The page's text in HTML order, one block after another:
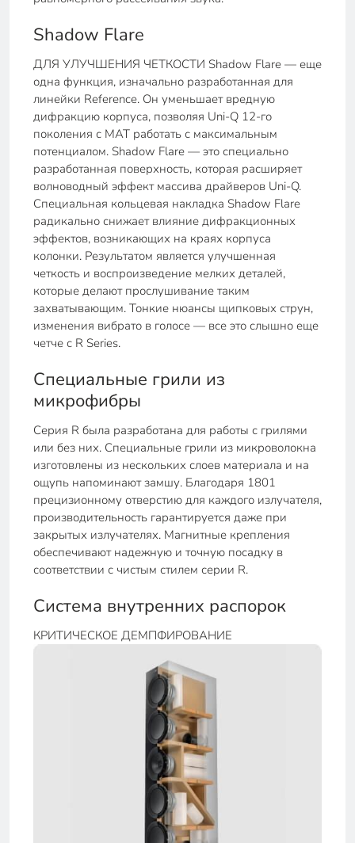
Shadow Flare
ДЛЯ УЛУЧШЕНИЯ ЧЕТКОСТИ Shadow Flare — еще
одна функция, изначально разработанная для
линейки Reference. Он уменьшает вредную
дифракцию корпуса, позволяя Uni-Q 12-го
поколения с MAT работать с максимальным
потенциалом. Shadow Flare — это специально
разработанная поверхность, которая расширяет
волноводный эффект массива драйверов Uni-Q.
Специальная кольцевая накладка Shadow Flare
радикально снижает влияние дифракционных
эффектов, возникающих на краях корпуса
колонки. Результатом является улучшенная
четкость и воспроизведение мелких деталей,
которые делают прослушивание таким
захватывающим. Тонкие нюансы щипковых струн,
изменения вибрато в голосе — все это слышно еще
четче с R Series.
Специальные грили из
микрофибры
Серия R была разработана для работы с грилями
или без них. Специальные грили из микроволокна
изготовлены из нескольких слоев материала и на
ощупь напоминают замшу. Благодаря 1801
прецизионному отверстию для каждого излучателя,
производительность гарантируется даже при
закрытых излучателях. Магнитные крепления
обеспечивают надежную и точную посадку в
соответствии с чистым стилем серии R.
Система внутренних распорок
КРИТИЧЕСКОЕ ДЕМПФИРОВАНИЕ